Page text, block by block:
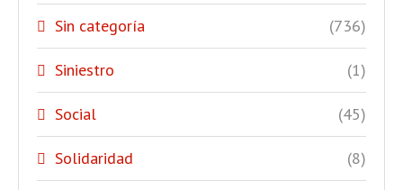
Sin categoría (736)
Siniestro (1)
Social (45)
Solidaridad (8)